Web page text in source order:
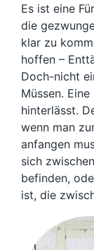
Es ist eine
die
klar zu
hoffen –
Doch-nicht
Müssen.
hinterlässt.
wenn man
anfangen
sich
befinden,
ist, die